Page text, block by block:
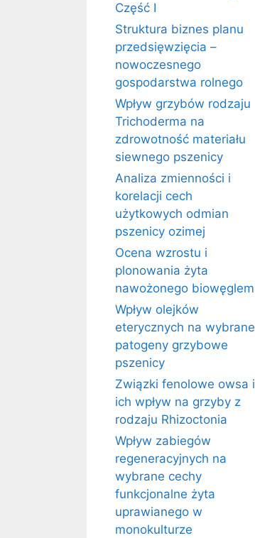
Część I
Struktura biznes planu
przedsięwzięcia –
nowoczesnego
gospodarstwa rolnego
Wpływ grzybów rodzaju
Trichoderma na
zdrowotność materiału
siewnego pszenicy
Analiza zmienności i
korelacji cech
użytkowych odmian
pszenicy ozimej
Ocena wzrostu i
plonowania żyta
nawożonego biowęglem
Wpływ olejków
eterycznych na wybrane
patogeny grzybowe
pszenicy
Związki fenolowe owsa i
ich wpływ na grzyby z
rodzaju Rhizoctonia
Wpływ zabiegów
regeneracyjnych na
wybrane cechy
funkcjonalne żyta
uprawianego w
monokulturze